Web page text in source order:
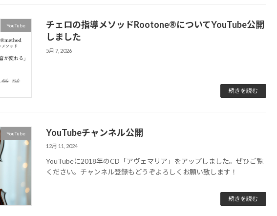
YouTube
チェロの指導メソッドRootone®についてYouTube公開
しました
5月 7, 2026
続きを読む
YouTube YouTubeチャンネル公開
12月 11, 2024
YouTubeに2018年のCD「アヴェマリア」をアップしました。ぜひご覧
ください。チャンネル登録もどうぞよろしくお願い致します！
続きを読む